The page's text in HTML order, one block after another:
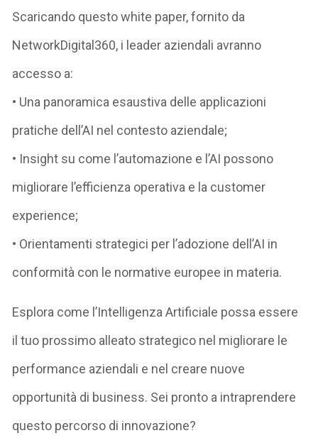
Scaricando questo white paper, fornito da
NetworkDigital360, i leader aziendali avranno
accesso a:
• Una panoramica esaustiva delle applicazioni
pratiche dell’AI nel contesto aziendale;
• Insight su come l’automazione e l’AI possono
migliorare l’efficienza operativa e la customer
experience;
• Orientamenti strategici per l’adozione dell’AI in
conformità con le normative europee in materia.
Esplora come l’Intelligenza Artificiale possa essere
il tuo prossimo alleato strategico nel migliorare le
performance aziendali e nel creare nuove
opportunità di business. Sei pronto a intraprendere
questo percorso di innovazione?